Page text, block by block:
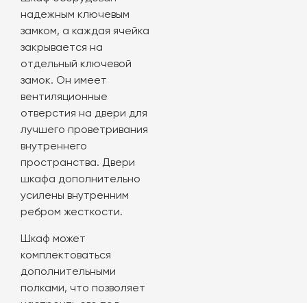
надежным ключевым
замком, а каждая ячейка
закрывается на
отдельный ключевой
замок. Он имеет
вентиляционные
отверстия на двери для
лучшего проветривания
внутреннего
пространства. Двери
шкафа дополнительно
усилены внутренним
ребром жесткости.
Шкаф может
комплектоваться
дополнительными
полками, что позволяет